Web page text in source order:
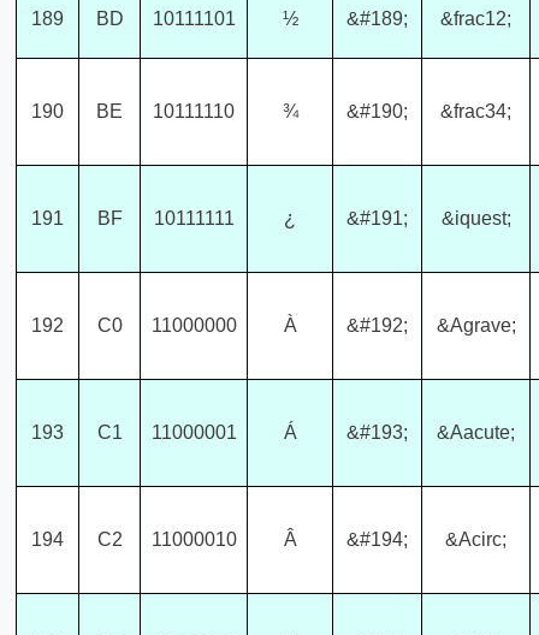
189 BD 10111101 ½ &#189; &frac12;
190 BE 10111110 ¾ &#190; &frac34;
191 BF 10111111 ¿ &#191; &iquest;
192 C0 11000000 À &#192; &Agrave;
193 C1 11000001 Á &#193; &Aacute;
194 C2 11000010 Â &#194; &Acirc;